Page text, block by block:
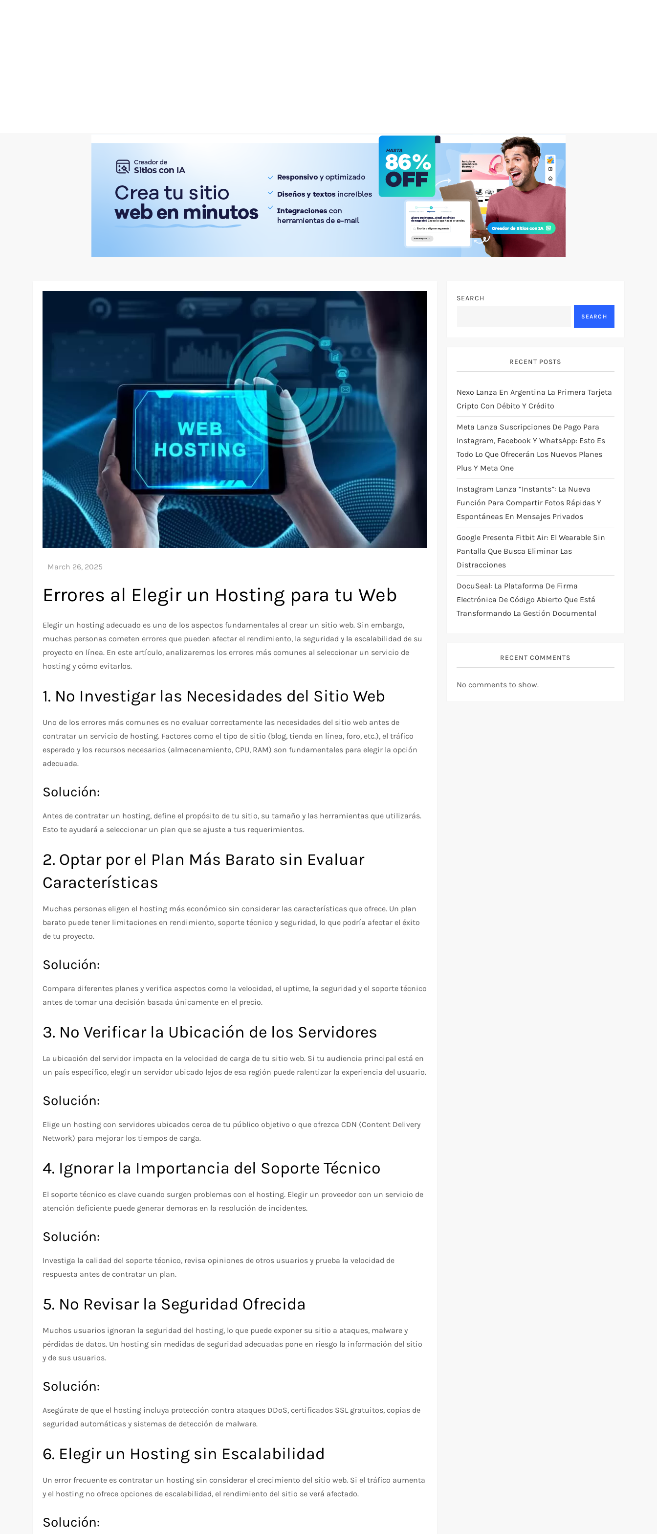
Errores al Elegir un Hosting para tu Web
Elegir un hosting adecuado es uno de los aspectos fundamentales al crear un sitio web. Sin embargo,
muchas personas cometen errores que pueden afectar el rendimiento, la seguridad y la escalabilidad de su
proyecto en línea. En este artículo, analizaremos los errores más comunes al seleccionar un servicio de
hosting y cómo evitarlos.
1. No Investigar las Necesidades del Sitio Web
Uno de los errores más comunes es no evaluar correctamente las necesidades del sitio web antes de
contratar un servicio de hosting. Factores como el tipo de sitio (blog, tienda en línea, foro, etc.), el tráfico
esperado y los recursos necesarios (almacenamiento, CPU, RAM) son fundamentales para elegir la opción
adecuada.
Solución:
Antes de contratar un hosting, define el propósito de tu sitio, su tamaño y las herramientas que utilizarás.
Esto te ayudará a seleccionar un plan que se ajuste a tus requerimientos.
2. Optar por el Plan Más Barato sin Evaluar
Características
Muchas personas eligen el hosting más económico sin considerar las características que ofrece. Un plan
barato puede tener limitaciones en rendimiento, soporte técnico y seguridad, lo que podría afectar el éxito
de tu proyecto.
Solución:
Compara diferentes planes y verifica aspectos como la velocidad, el uptime, la seguridad y el soporte técnico
antes de tomar una decisión basada únicamente en el precio.
3. No Verificar la Ubicación de los Servidores
La ubicación del servidor impacta en la velocidad de carga de tu sitio web. Si tu audiencia principal está en
un país específico, elegir un servidor ubicado lejos de esa región puede ralentizar la experiencia del usuario.
Solución:
Elige un hosting con servidores ubicados cerca de tu público objetivo o que ofrezca CDN (Content Delivery
Network) para mejorar los tiempos de carga.
4. Ignorar la Importancia del Soporte Técnico
El soporte técnico es clave cuando surgen problemas con el hosting. Elegir un proveedor con un servicio de
atención deficiente puede generar demoras en la resolución de incidentes.
Solución:
Investiga la calidad del soporte técnico, revisa opiniones de otros usuarios y prueba la velocidad de
respuesta antes de contratar un plan.
5. No Revisar la Seguridad Ofrecida
Muchos usuarios ignoran la seguridad del hosting, lo que puede exponer su sitio a ataques, malware y
pérdidas de datos. Un hosting sin medidas de seguridad adecuadas pone en riesgo la información del sitio
y de sus usuarios.
Solución:
Asegúrate de que el hosting incluya protección contra ataques DDoS, certificados SSL gratuitos, copias de
seguridad automáticas y sistemas de detección de malware.
6. Elegir un Hosting sin Escalabilidad
Un error frecuente es contratar un hosting sin considerar el crecimiento del sitio web. Si el tráfico aumenta
y el hosting no ofrece opciones de escalabilidad, el rendimiento del sitio se verá afectado.
Solución:
SEARCH
SEARCH
RECENT POSTS
Nexo Lanza En Argentina La Primera Tarjeta
Cripto Con Débito Y Crédito
Meta Lanza Suscripciones De Pago Para
Instagram, Facebook Y WhatsApp: Esto Es
Todo Lo Que Ofrecerán Los Nuevos Planes
Plus Y Meta One
Instagram Lanza “Instants”: La Nueva
Función Para Compartir Fotos Rápidas Y
Espontáneas En Mensajes Privados
Google Presenta Fitbit Air: El Wearable Sin
Pantalla Que Busca Eliminar Las
Distracciones
DocuSeal: La Plataforma De Firma
Electrónica De Código Abierto Que Está
Transformando La Gestión Documental
RECENT COMMENTS
No comments to show.